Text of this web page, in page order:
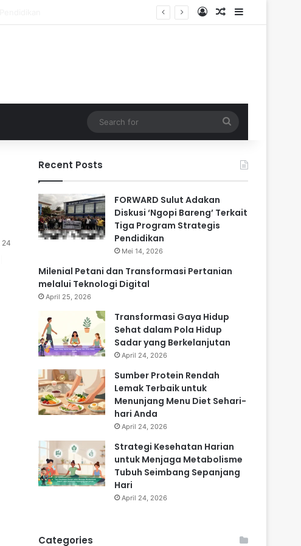
Log InRandom Article
Sidebar
for
24
Recent Posts
FORWARD Sulut Adakan
Diskusi ‘Ngopi Bareng’ Terkait
Tiga Program Strategis
Pendidikan
Mei 14, 2026
Milenial Petani dan Transformasi Pertanian
melalui Teknologi Digital
April 25, 2026
Transformasi Gaya Hidup
Sehat dalam Pola Hidup
Sadar yang Berkelanjutan
April 24, 2026
Sumber Protein Rendah
Lemak Terbaik untuk
Menunjang Menu Diet Sehari-
hari Anda
April 24, 2026
Strategi Kesehatan Harian
untuk Menjaga Metabolisme
Tubuh Seimbang Sepanjang
Hari
April 24, 2026
Categories